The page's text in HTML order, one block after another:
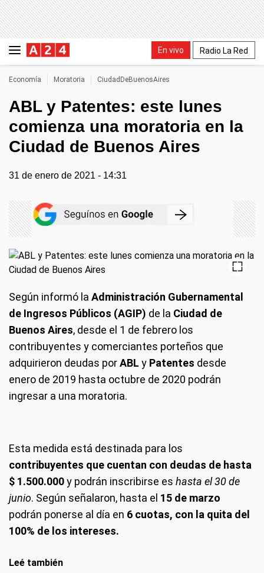
En vivo Radio La Red
Economía Moratoria CiudadDeBuenosAires
ABL y Patentes: este lunes
comienza una moratoria en la
Ciudad de Buenos Aires
31 de enero de 2021 - 14:31
Según informó la Administración Gubernamental
de Ingresos Públicos (AGIP) de la Ciudad de
Buenos Aires, desde el 1 de febrero los
contribuyentes y comerciantes porteños que
adquirieron deudas porABL y Patentes desde
enero de 2019 hasta octubre de 2020 podrán
ingresar a una moratoria.
Esta medida está destinada para los
contribuyentes que cuentan con deudas de hasta
$ 1.500.000y podrán inscribirse es hasta el 30 de
junio. Según señalaron, hasta el 15 de marzo
podrán ponerse al día en 6 cuotas, con la quita del
100% de los intereses.
Leé también